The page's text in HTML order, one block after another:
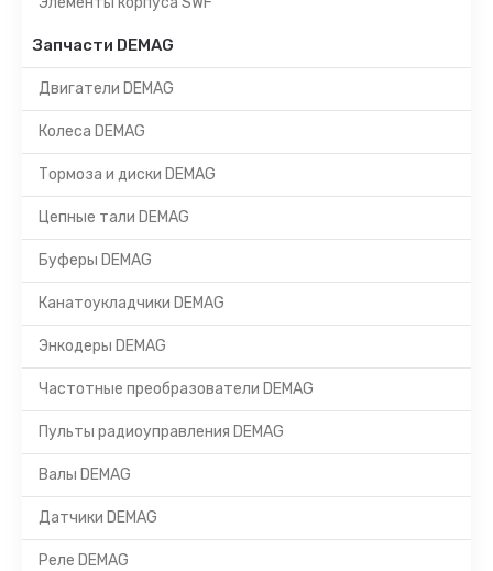
Запчасти DEMAG
Двигатели DEMAG
Колеса DEMAG
Тормоза и диски DEMAG
Цепные тали DEMAG
Буферы DEMAG
Канатоукладчики DEMAG
Энкодеры DEMAG
Частотные преобразователи DEMAG
Пульты радиоуправления DEMAG
Валы DEMAG
Датчики DEMAG
Реле DEMAG